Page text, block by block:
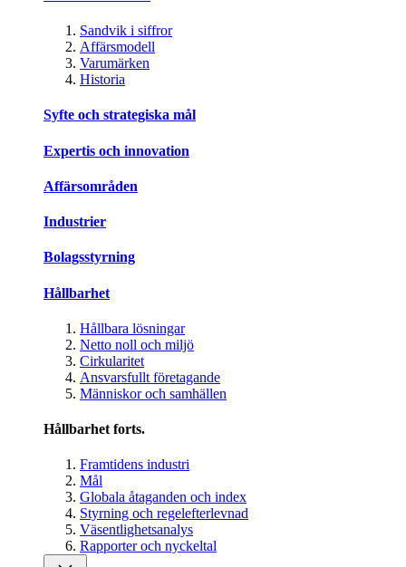
Sandvik i siffror
Affärsmodell
Varumärken
Historia
Syfte och strategiska mål
Expertis och innovation
Affärsområden
Industrier
Bolagsstyrning
Hållbarhet
Hållbara lösningar
Netto noll och miljö
Cirkularitet
Ansvarsfullt företagande
Människor och samhällen
Hållbarhet forts.
Framtidens industri
Mål
Globala åtaganden och index
Styrning och regelefterlevnad
Väsentlighetsanalys
Rapporter och nyckeltal